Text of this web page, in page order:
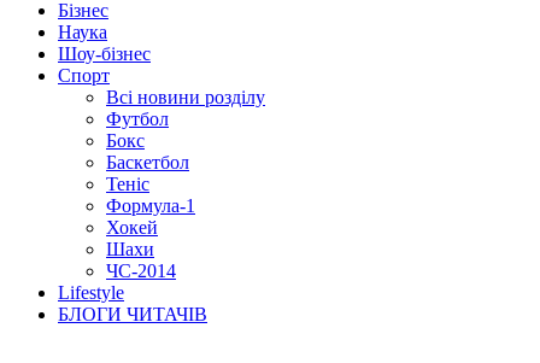
Бізнес
Наука
Шоу-бізнес
Спорт
Всі новини розділу
Футбол
Бокс
Баскетбол
Теніс
Формула-1
Хокей
Шахи
ЧС-2014
Lifestyle
БЛОГИ ЧИТАЧІВ